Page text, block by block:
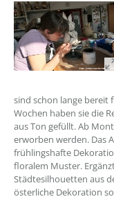
sind schon lange bereit
Wochen haben sie die
aus Ton gefüllt. Ab
erworben werden. Das
frühlingshafte
floralem Muster.
Städtesilhouetten aus
österliche Dekoration